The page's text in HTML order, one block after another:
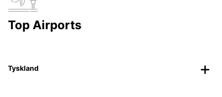
Top Airports
Tyskland